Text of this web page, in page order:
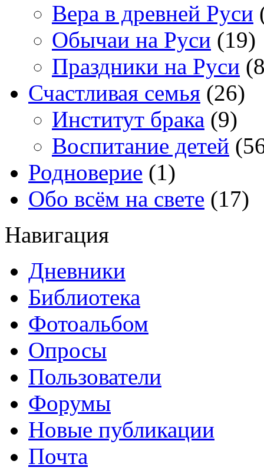
Вера в древней Руси
Обычаи на Руси (19)
Праздники на Руси
Счастливая семья (26)
Институт брака (9)
Воспитание детей
Родноверие (1)
Обо всём на свете (17)
Навигация
Дневники
Библиотека
Фотоальбом
Опросы
Пользователи
Форумы
Новые публикации
Почта